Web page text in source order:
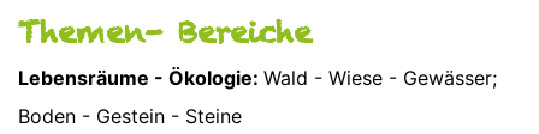
Themen- Bereiche
Lebensräume - Ökologie: Wald - Wiese - Gewässer;
Boden - Gestein - Steine